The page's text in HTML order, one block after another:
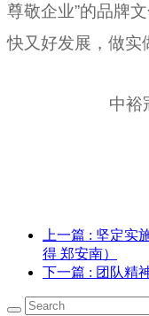
尊敬企业”的品牌文
快又好发展，做实
中裕
上一篇 : 坚定实
得 郑安南）
下一篇 : 团队精